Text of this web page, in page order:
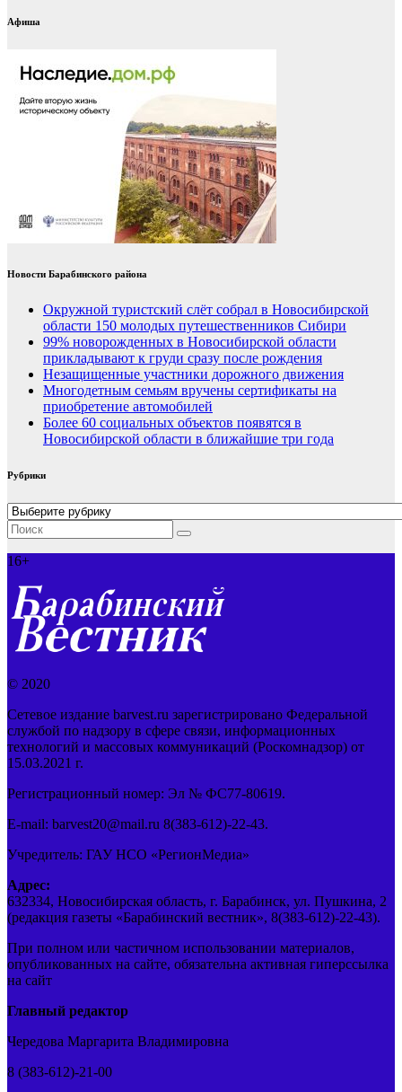
Афиша
Новости Барабинского района
Окружной туристский слёт собрал в Новосибирской
области 150 молодых путешественников Сибири
99% новорожденных в Новосибирской области
прикладывают к груди сразу после рождения
Незащищенные участники дорожного движения
Многодетным семьям вручены сертификаты на
приобретение автомобилей
Более 60 социальных объектов появятся в
Новосибирской области в ближайшие три года
Рубрики
Рубрики
16+
© 2020
Сетевое издание barvest.ru зарегистрировано Федеральной
службой по надзору в сфере связи, информационных
технологий и массовых коммуникаций (Роскомнадзор) от
15.03.2021 г.
Регистрационный номер: Эл № ФС77-80619.
E-mail: barvest20@mail.ru 8(383-612)-22-43.
Учредитель: ГАУ НСО «РегионМедиа»
Адрес:
632334, Новосибирская область, г. Барабинск, ул. Пушкина, 2
(редакция газеты «Барабинский вестник», 8(383-612)-22-43).
При полном или частичном использовании материалов,
опубликованных на сайте, обязательна активная гиперссылка
на сайт
Главный редактор
Чередова Маргарита Владимировна
8 (383-612)-21-00